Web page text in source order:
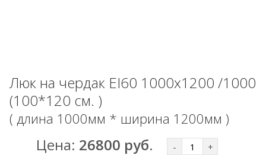
Люк на чердак EI60 1000x1200 /1000
(100*120 см. )
( длина 1000мм * ширина 1200мм )
Цена: 26800 руб. - +